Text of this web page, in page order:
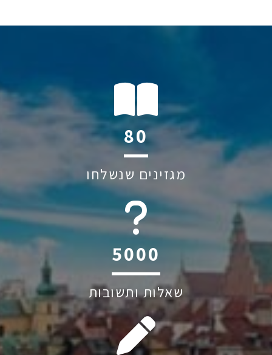
116
מגזינים שנשלחו
6045
שאלות ותשובות